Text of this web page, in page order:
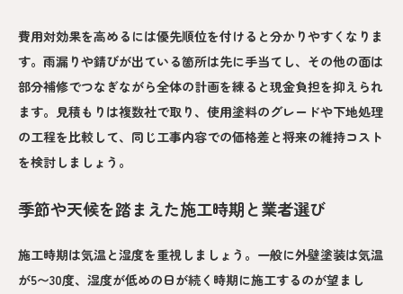
費用対効果を高めるには優先順位を付けると分かりやすくなりま
す。雨漏りや錆びが出ている箇所は先に手当てし、その他の面は
部分補修でつなぎながら全体の計画を練ると現金負担を抑えられ
ます。見積もりは複数社で取り、使用塗料のグレードや下地処理
の工程を比較して、同じ工事内容での価格差と将来の維持コスト
を検討しましょう。
季節や天候を踏まえた施工時期と業者選び
施工時期は気温と湿度を重視しましょう。一般に外壁塗装は気温
が5〜30度、湿度が低めの日が続く時期に施工するのが望まし